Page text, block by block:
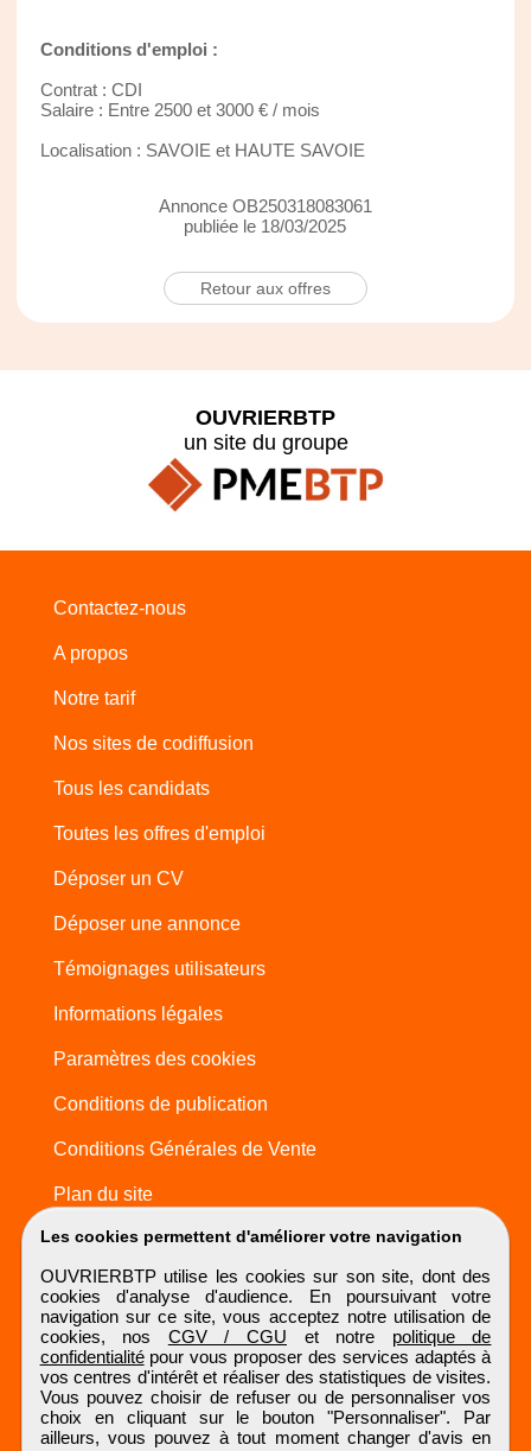
Conditions d'emploi :
Contrat : CDI
Salaire : Entre 2500 et 3000 € / mois
Localisation : SAVOIE et HAUTE SAVOIE
Annonce OB250318083061
publiée le 18/03/2025
Retour aux offres
Les cookies permettent d'améliorer votre navigation
OUVRIERBTP utilise les cookies sur son site, dont des
cookies d'analyse d'audience. En poursuivant votre
navigation sur ce site, vous acceptez notre utilisation de
cookies, nos CGV / CGU et notre politique de
confidentialitépour vous proposer des services adaptés à
vos centres d'intérêt et réaliser des statistiques de visites.
Vous pouvez choisir de refuser ou de personnaliser vos
choix en cliquant sur le bouton "Personnaliser". Par
ailleurs, vous pouvez à tout moment changer d'avis en
OUVRIERBTP
un site du groupe
Contactez-nous
A propos
Notre tarif
Nos sites de codiffusion
Tous les candidats
Toutes les offres d'emploi
Déposer un CV
Déposer une annonce
Témoignages utilisateurs
Informations légales
Paramètres des cookies
Conditions de publication
Conditions Générales de Vente
Plan du site